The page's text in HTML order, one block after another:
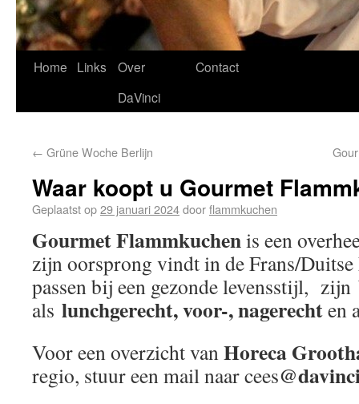
Home Links
Over
DaVinci
Contact
← Grüne Woche Berlijn
Waar koopt u Gourmet
Geplaatst op29 januari 2024doorflammkuchen
Gourmet Flammkuchenis een
zijn oorsprong vindt in de Frans/
passen bij een gezonde levensstijl, zijn
als lunchgerecht, voor-, nagerechten
Voor een overzicht vanHoreca
regio, stuur een mail naar cees